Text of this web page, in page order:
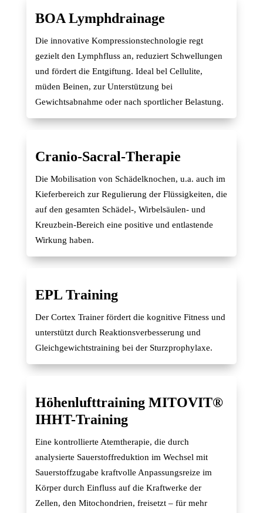
BOA Lymphdrainage
Die innovative Kompressionstechnologie regt
gezielt den Lymphfluss an, reduziert Schwellungen
und fördert die Entgiftung. Ideal bel Cellulite,
müden Beinen, zur Unterstützung bei
Gewichtsabnahme oder nach sportlicher Belastung.
Cranio-Sacral-Therapie
Die Mobilisation von Schädelknochen, u.a. auch im
Kieferbereich zur Regulierung der Flüssigkeiten, die
auf den gesamten Schädel-, Wirbelsäulen- und
Kreuzbein-Bereich eine positive und entlastende
Wirkung haben.
EPL Training
Der Cortex Trainer fördert die kognitive Fitness und
unterstützt durch Reaktionsverbesserung und
Gleichgewichtstraining bei der Sturzprophylaxe.
Höhenlufttraining MITOVIT®
IHHT-Training
Eine kontrollierte Atemtherapie, die durch
analysierte Sauerstoffreduktion im Wechsel mit
Sauerstoffzugabe kraftvolle Anpassungsreize im
Körper durch Einfluss auf die Kraftwerke der
Zellen, den Mitochondrien, freisetzt – für mehr